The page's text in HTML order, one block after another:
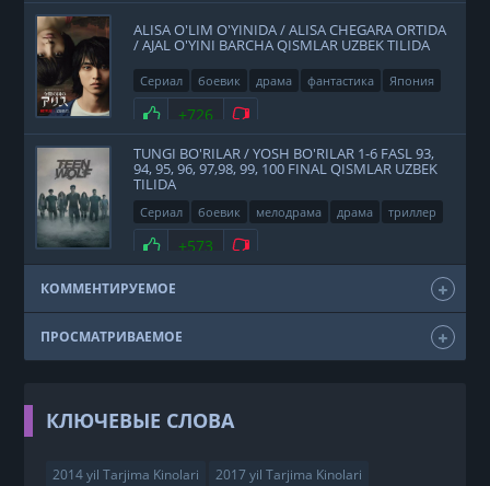
ALISA O'LIM O'YINIDA / ALISA CHEGARA ORTIDA
/ AJAL O'YINI BARCHA QISMLAR UZBEK TILIDA
Сериал боевик драма фантастика
Япония
2020
Нравится
+726 Не нравится
TUNGI BO'RILAR / YOSH BO'RILAR 1-6 FASL 93,
94, 95, 96, 97,98, 99, 100 FINAL QISMLAR UZBEK
TILIDA
Сериал боевик мелодрама драма
триллер
фэнтези
США 2011
Нравится
+573 Не нравится
КОММЕНТИРУЕМОЕ
ПРОСМАТРИВАЕМОЕ
КЛЮЧЕВЫЕ СЛОВА
2014 yil Tarjima Kinolari
2017 yil Tarjima Kinolari